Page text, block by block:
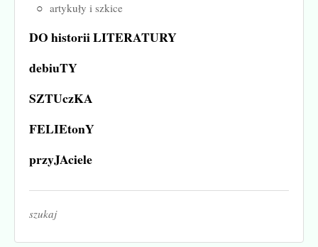
artykuły i szkice
DO historii LITERATURY
debiuTY
SZTUczKA
FELIEtonY
przyJAciele
szukaj